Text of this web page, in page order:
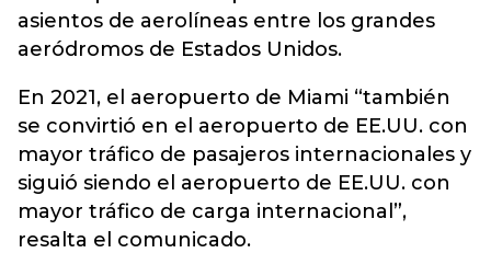
asientos de aerolíneas entre los grandes
aeródromos de Estados Unidos.
En 2021, el aeropuerto de Miami “también
se convirtió en el aeropuerto de EE.UU. con
mayor tráfico de pasajeros internacionales y
siguió siendo el aeropuerto de EE.UU. con
mayor tráfico de carga internacional”,
resalta el comunicado.